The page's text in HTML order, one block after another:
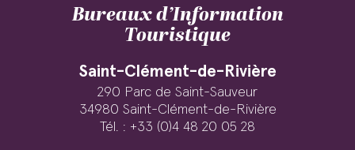
Bureaux d’Information
Touristique
Saint-Clément-de-Rivière
290 Parc de Saint-Sauveur
34980 Saint-Clément-de-Rivière
Tél. : +33 (0)4 48 20 05 28